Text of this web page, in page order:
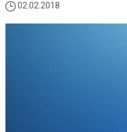
02.02.2018